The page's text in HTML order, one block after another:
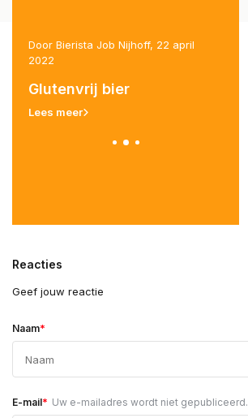
Door Bierista Job Nijhoff, 22 april
2022
Glutenvrij bier
Lees meer
Reacties
Geef jouw reactie
Naam*
E-mail* Uw e-mailadres wordt niet gepubliceerd.